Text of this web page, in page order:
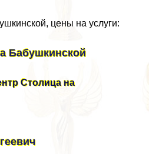
цены на услуги:
Бабушкинской
Столица на